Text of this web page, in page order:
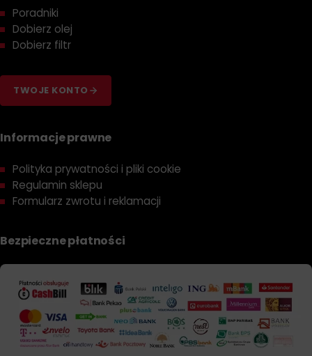
Poradniki
Dobierz olej
Dobierz filtr
TWOJE KONTO
Informacje prawne
Polityka prywatności i pliki cookie
Regulamin sklepu
Formularz zwrotu i reklamacji
Bezpieczne płatności